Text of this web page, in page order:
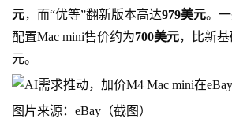
元，而“优等”翻新版本高达979美元。
配置Mac mini售价约为700美元，比新
元。
图片来源：eBay（截图）